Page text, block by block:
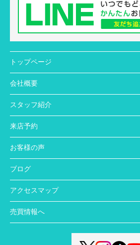
トップページ
会社概要
スタッフ紹介
来店予約
お客様の声
ブログ
アクセスマップ
売買情報へ